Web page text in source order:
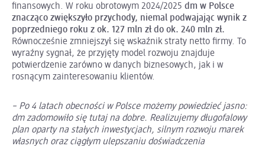
finansowych. W roku obrotowym 2024/2025 dm w Polsce
znacząco zwiększyło przychody, niemal podwajając wynik z
poprzedniego roku z ok. 127 mln zł do ok. 240 mln zł.
Równocześnie zmniejszył się wskaźnik straty netto firmy. To
wyraźny sygnał, że przyjęty model rozwoju znajduje
potwierdzenie zarówno w danych biznesowych, jak i w
rosnącym zainteresowaniu klientów.
– Po 4 latach obecności w Polsce możemy powiedzieć jasno:
dm zadomowiło się tutaj na dobre. Realizujemy długofalowy
plan oparty na stałych inwestycjach, silnym rozwoju marek
własnych oraz ciągłym ulepszaniu doświadczenia